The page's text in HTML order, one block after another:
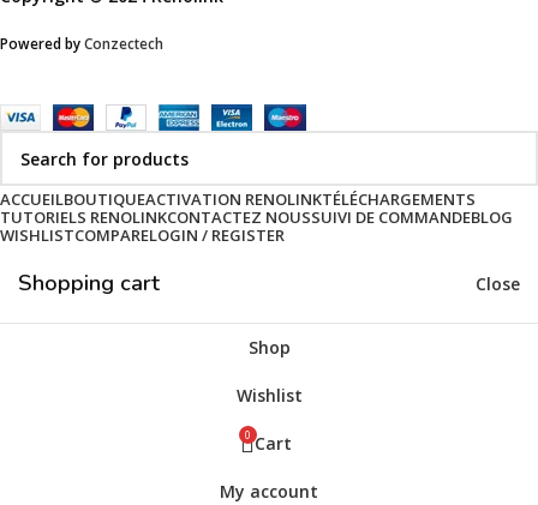
Powered by Conzectech
ACCUEILBOUTIQUEACTIVATION RENOLINKTÉLÉCHARGEMENTS
TUTORIELS RENOLINKCONTACTEZ NOUSSUIVI DE COMMANDEBLOG
WISHLISTCOMPARELOGIN / REGISTER
Shopping cart Close
Shop
Wishlist
0 Cart
My account